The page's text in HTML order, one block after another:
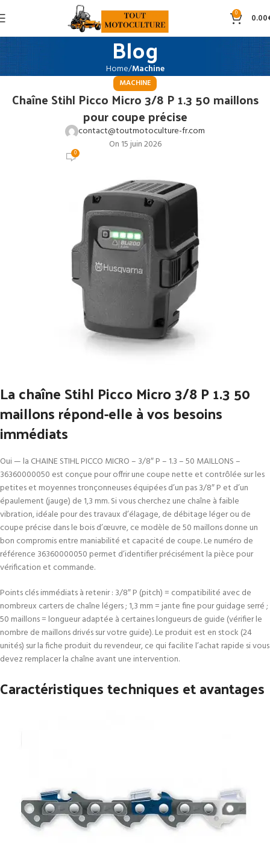
0 0.00
Blog
Home Machine
MACHINE
Chaîne Stihl Picco Micro 3/8 P 1.3 50 maillons
pour coupe précise
contact@toutmotoculture-fr.com
On 15 juin 2026
0
La chaîne Stihl Picco Micro 3/8 P 1.3 50
maillons répond-elle à vos besoins
immédiats
Oui — la CHAINE STIHL PICCO MICRO – 3/8″ P – 1.3 – 50 MAILLONS –
36360000050 est conçue pour offrir une coupe nette et contrôlée sur les
petites et moyennes tronçonneuses équipées d’un pas 3/8″ P et d’un
épaulement (jauge) de 1,3 mm. Si vous cherchez une chaîne à faible
vibration, idéale pour des travaux d’élagage, de débitage léger ou de
coupe précise dans le bois d’œuvre, ce modèle de 50 maillons donne un
bon compromis entre maniabilité et capacité de coupe. Le numéro de
référence 36360000050 permet d’identifier précisément la pièce pour
vérification et commande.
Points clés immédiats à retenir : 3/8″ P (pitch) = compatibilité avec de
nombreux carters de chaîne légers ; 1,3 mm = jante fine pour guidage serré ;
50 maillons = longueur adaptée à certaines longueurs de guide (vérifier le
nombre de maillons drivés sur votre guide). Le produit est en stock (24
unités) sur la fiche produit du revendeur, ce qui facilite l’achat rapide si vous
devez remplacer la chaîne avant une intervention.
Caractéristiques techniques et avantages